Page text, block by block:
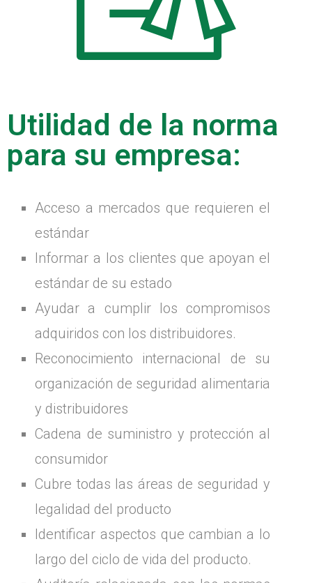
Utilidad de la norma
para su empresa:
Acceso a mercados que requieren el
estándar
Informar a los clientes que apoyan el
estándar de su estado
Ayudar a cumplir los compromisos
adquiridos con los distribuidores.
Reconocimiento internacional de su
organización de seguridad alimentaria
y distribuidores
Cadena de suministro y protección al
consumidor
Cubre todas las áreas de seguridad y
legalidad del producto
Identificar aspectos que cambian a lo
largo del ciclo de vida del producto.